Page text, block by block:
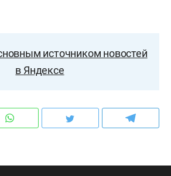
источником новостей
в Яндексе